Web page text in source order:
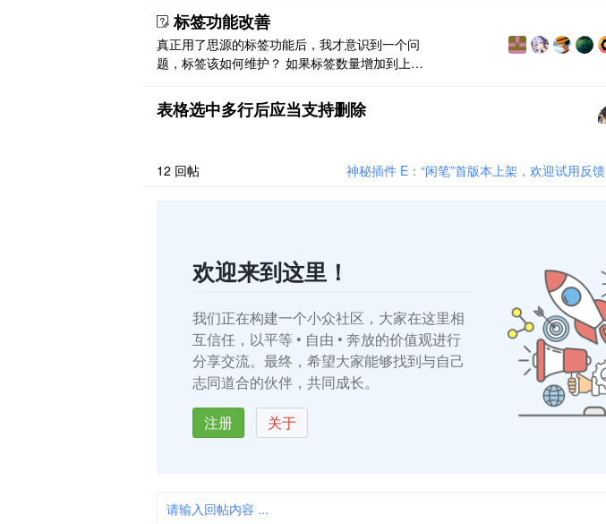
标签功能改善
真正用了思源的标签功能后，我才意识到一个问
题，标签该如何维护？ 如果标签数量增加到上百
标签通过/符号进行层级划分，但不提供次级标签
搜索，除非会正则或 sql。 标签分级还有另一个
货”标签， ..
表格选中多行后应当支持删除
12 回帖 神秘插件 E：“闲笔”首版本上架，欢迎试用反馈
欢迎来到这里！
我们正在构建一个小众社区，大家在这里相
互信任，以平等 • 自由 • 奔放的价值观进行
分享交流。最终，希望大家能够找到与自己
志同道合的伙伴，共同成长。
注册
关于
请输入回帖内容 ...